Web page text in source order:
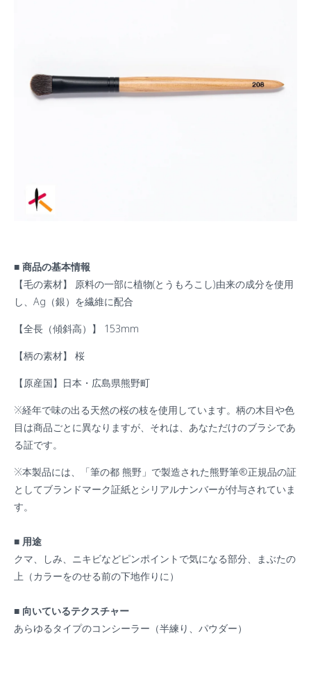
■ 商品の基本情報
【毛の素材】 原料の一部に植物(とうもろこし)由来の成分を使用
し、Ag（銀）を繊維に配合
【全長（傾斜高）】 153mm
【柄の素材】 桜
【原産国】日本・広島県熊野町
※経年で味の出る天然の桜の枝を使用しています。柄の木目や色
目は商品ごとに異なりますが、それは、あなただけのブラシであ
る証です。
※本製品には、 「筆の都 熊野」で製造された熊野筆®正規品の証
としてブランドマーク証紙とシリアルナンバーが付与されていま
す。
■ 用途
クマ、しみ、ニキビなどピンポイントで気になる部分、まぶたの
上（カラーをのせる前の下地作りに）
■ 向いているテクスチャー
あらゆるタイプのコンシーラー（半練り、パウダー）